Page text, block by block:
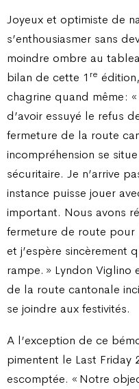
Joyeux et optimiste de
s’enthousiasmer sans
moindre ombre au
bilan de cette 1 re
chagrine quand même :
d’avoir essuyé le refus
fermeture de la route
incompréhension se
sécuritaire. Je n’arrive
instance puisse jouer
important. Nous avons
fermeture de route pour
et j’espère sincèrement
rampe. » Lyndon
de la route cantonale
se joindre aux festivités.
A l’exception de ce
pimentent le Last
escomptée. « Notre